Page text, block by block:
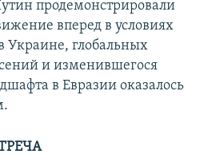
продемонстрировали
вперед в условиях
Украине, глобальных
и изменившегося
в Евразии оказалось